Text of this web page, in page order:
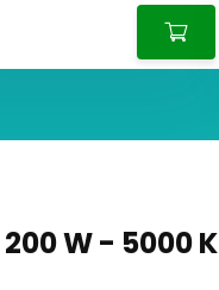
200 W - 5000 K